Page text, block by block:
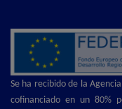
Se ha recibido de la
cofinanciado en un 80%